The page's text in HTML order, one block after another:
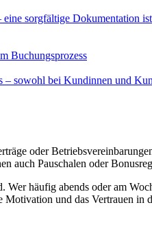
sorgfältige Dokumentation
Buchungsprozess
– sowohl bei Kundinnen und
oder
auch Pauschalen oder
häufig abends oder am
und das Vertrauen in